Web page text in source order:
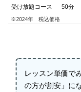
受け放題コース 50分
※2024年 税込価格
レッスン単価で
の方が割安」に